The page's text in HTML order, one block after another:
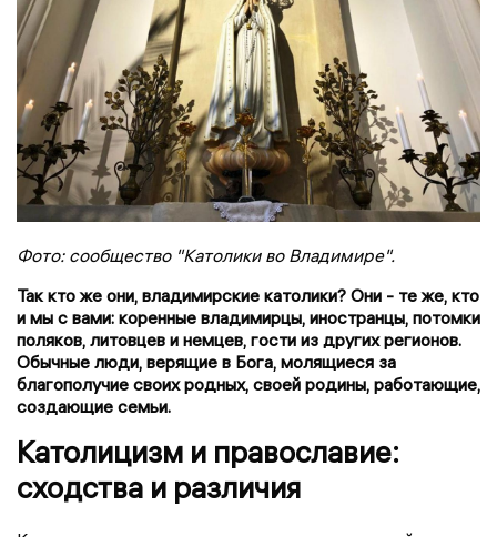
Фото: сообщество "Католики во Владимире".
Так кто же они, владимирские католики? Они - те же, кто
и мы с вами: коренные владимирцы, иностранцы, потомки
поляков, литовцев и немцев, гости из других регионов.
Обычные люди, верящие в Бога, молящиеся за
благополучие своих родных, своей родины, работающие,
создающие семьи.
Католицизм и православие:
сходства и различия